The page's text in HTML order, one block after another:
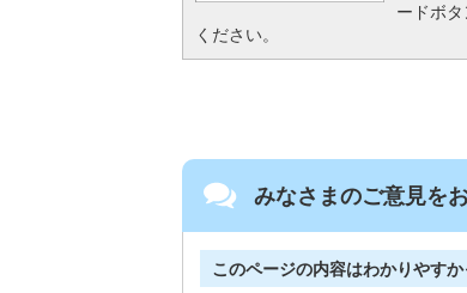
ードボ
ください。
みなさまのご意見を
このページの内容はわかりやす